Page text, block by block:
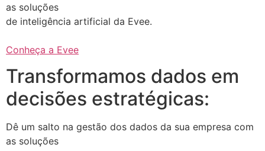
as soluções
de inteligência artificial da Evee.
Conheça a Evee
Transformamos dados em
decisões estratégicas:
Dê um salto na gestão dos dados da sua empresa com
as soluções